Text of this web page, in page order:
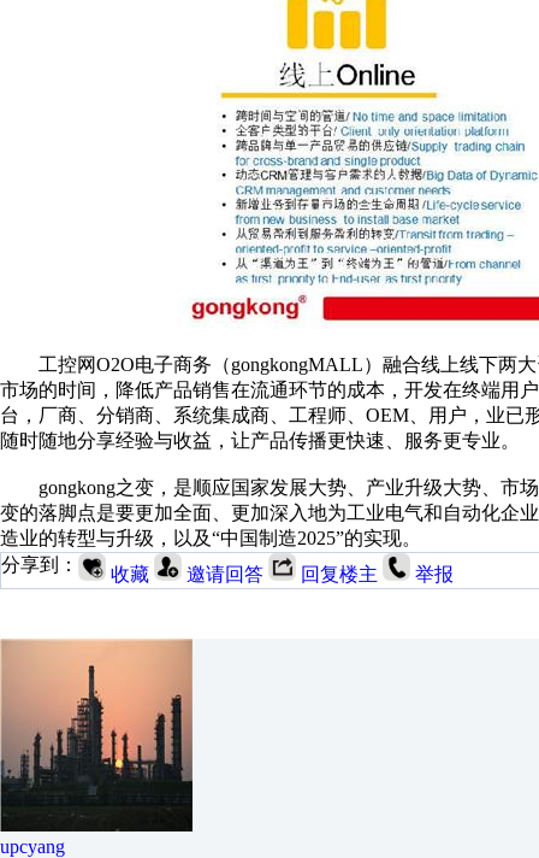
工控网O2O电子商务（gongkongMALL）融合线上线下两
市场的时间，降低产品销售在流通环节的成本，开发在终端用
台，厂商、分销商、系统集成商、工程师、OEM、用户，业
随时随地分享经验与收益，让产品传播更快速、服务更专业。
gongkong之变，是顺应国家发展大势、产业升级大势、市
变的落脚点是要更加全面、更加深入地为工业电气和自动化企
造业的转型与升级，以及“中国制造2025”的实现。
分享到：
收藏 邀请回答 回复楼主 举报
upcyang